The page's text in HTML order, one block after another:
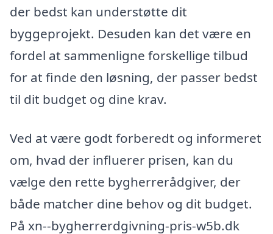
der bedst kan understøtte dit
byggeprojekt. Desuden kan det være en
fordel at sammenligne forskellige tilbud
for at finde den løsning, der passer bedst
til dit budget og dine krav.
Ved at være godt forberedt og informeret
om, hvad der influerer prisen, kan du
vælge den rette bygherrerådgiver, der
både matcher dine behov og dit budget.
På xn--bygherrerdgivning-pris-w5b.dk